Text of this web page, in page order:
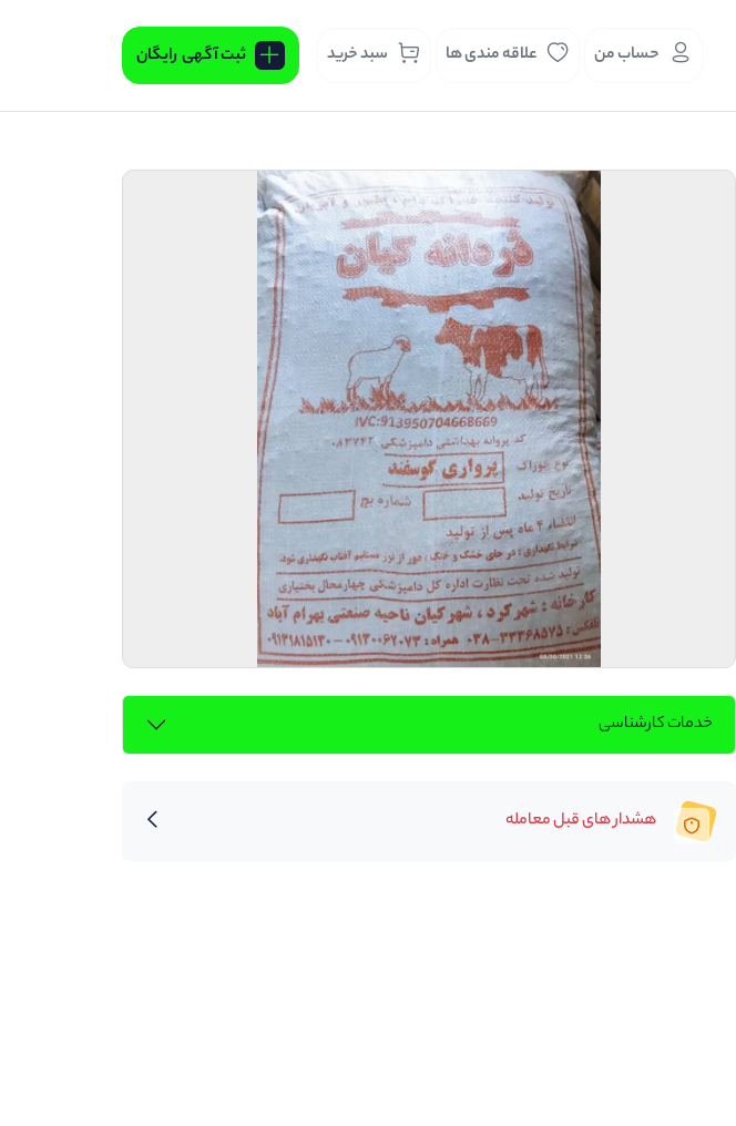
حساب من علاقه مندی ها سبد خرید ثبت آگهی رایگان
خدمات کارشناسی
هشدار های قبل معامله